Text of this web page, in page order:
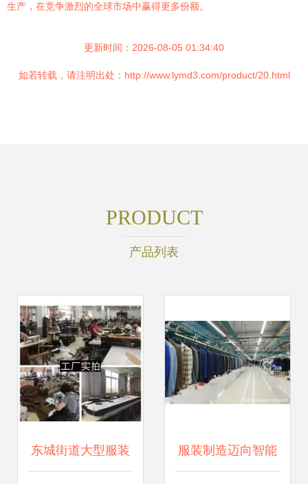
生产，在竞争激烈的全球市场中赢得更多份额。
更新时间：2026-08-05 01:34:40
如若转载，请注明出处：http://www.lymd3.com/product/20.html
PRODUCT
产品列表
东城街道大型服装 服装制造迈向智能